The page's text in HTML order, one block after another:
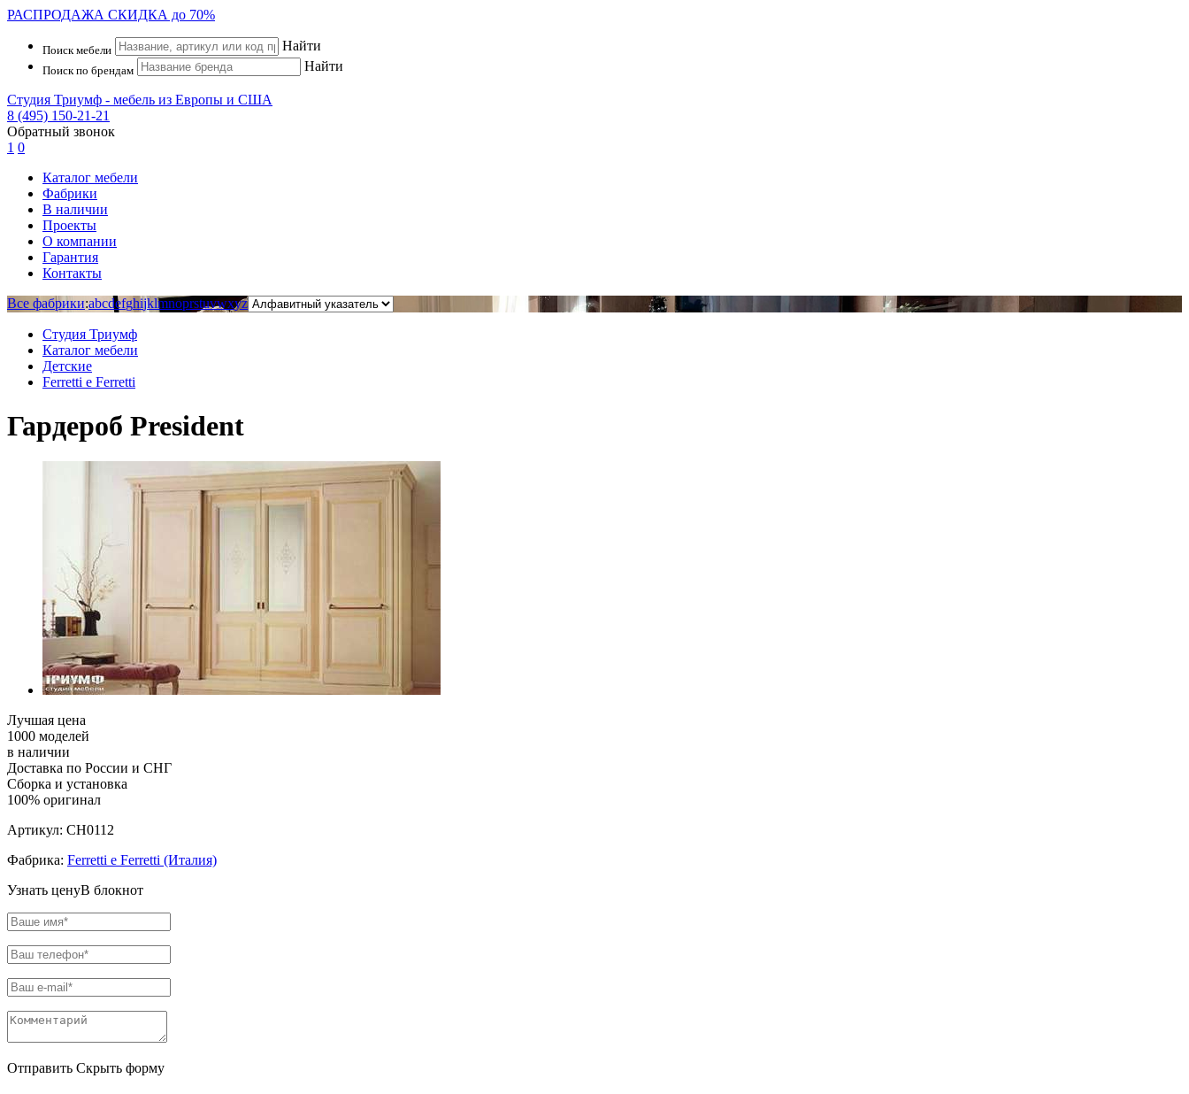
РАСПРОДАЖА СКИДКА до 70%
Поиск мебели Найти
Поиск по брендам Найти
Студия Триумф - мебель из Европы и США
8 (495) 150-21-21
Обратный звонок
1 0
Каталог мебели
Фабрики
В наличии
Проекты
О компании
Гарантия
Контакты
Все фабрики:abcdefghijklmnoprstuvwxyz
Студия Триумф
Каталог мебели
Детские
Ferretti e Ferretti
Гардероб President
Лучшая цена
1000 моделей
в наличии
Доставка по России и СНГ
Сборка и установка
100% оригинал
Артикул: CH0112
Фабрика: Ferretti e Ferretti (Италия)
Узнать ценуВ блокнот
Отправить Скрыть форму